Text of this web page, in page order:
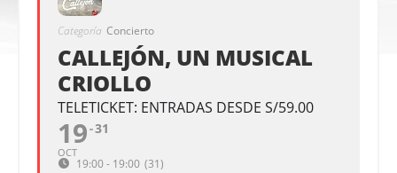
Categoría Concierto
CALLEJÓN, UN MUSICAL
CRIOLLO
TELETICKET: ENTRADAS DESDE S/59.00
19
OCT
31
19:00 - 19:00 (31)